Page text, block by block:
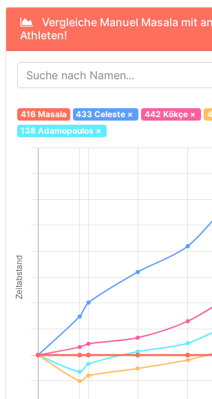
Vergleiche Manuel Masala mit
Athleten!
416 Masala 433 Celeste × 442 Kökçe×
138 Adamopoulos×